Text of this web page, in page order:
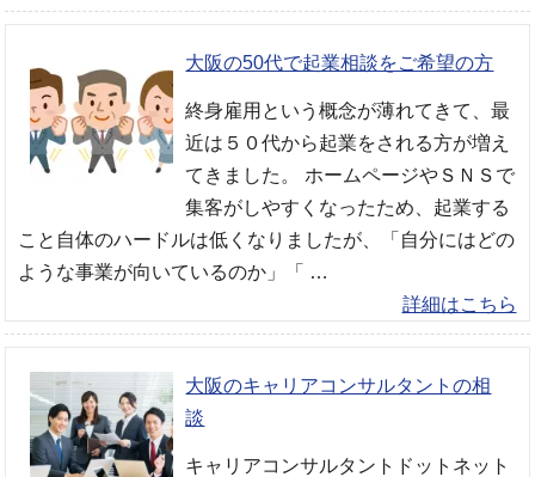
大阪の50代で起業相談をご希望の方
終身雇用という概念が薄れてきて、最
近は５０代から起業をされる方が増え
てきました。 ホームページやＳＮＳで
集客がしやすくなったため、起業する
こと自体のハードルは低くなりましたが、「自分にはどの
ような事業が向いているのか」「 …
詳細はこちら
大阪のキャリアコンサルタントの相
談
キャリアコンサルタントドットネット